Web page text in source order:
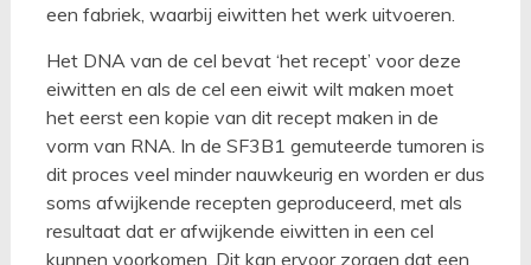
een fabriek, waarbij eiwitten het werk uitvoeren.
Het DNA van de cel bevat ‘het recept’ voor deze
eiwitten en als de cel een eiwit wilt maken moet
het eerst een kopie van dit recept maken in de
vorm van RNA. In de SF3B1 gemuteerde tumoren is
dit proces veel minder nauwkeurig en worden er dus
soms afwijkende recepten geproduceerd, met als
resultaat dat er afwijkende eiwitten in een cel
kunnen voorkomen. Dit kan ervoor zorgen dat een